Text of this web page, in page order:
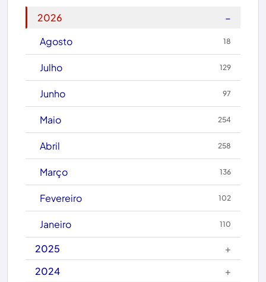
Carinhanha
Caturama
2026
−
Agosto
18
Julho 129
Junho 97
Maio 254
Abril 258
Março 136
Fevereiro 102
Janeiro 110
2025
+
2024
+